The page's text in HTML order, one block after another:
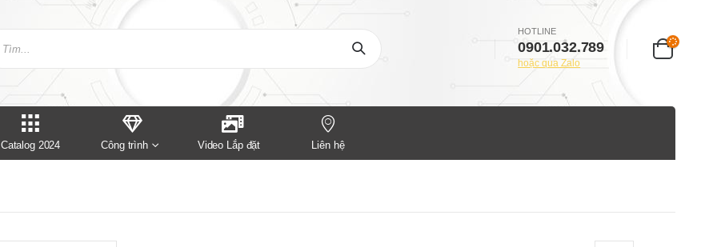
HOTLINE
0901.032.789
hoặc qua Zalo
Catalog 2024 Công trình Video Lắp đặt Liên hệ